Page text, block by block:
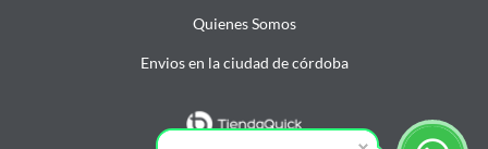
Quienes Somos
Envios en la ciudad de córdoba